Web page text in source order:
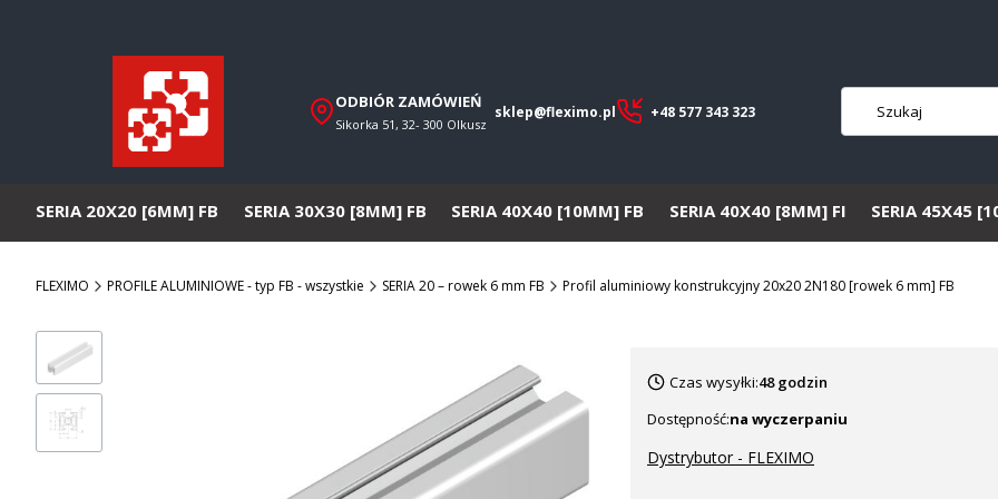
+48 577 343 323
sklep@fleximo.pl
ODBIÓR ZAMÓWIEŃ
Sikorka 51, 32- 300 Olkusz
SERIA 20X20 [6MM] FB SERIA 30X30 [8MM] FB SERIA 40X40 [10MM] FB SERIA 40X40 [8MM] FI SERIA 45X45
FLEXIMO PROFILE ALUMINIOWE - typ FB - wszystkie SERIA 20 – rowek 6 mm FB Profil aluminiowy konstrukcyjny 20x20 2N180 [rowek 6 mm] FB
Czas wysyłki:48 godzin
Dostępność:na wyczerpaniu
Dystrybutor - FLEXIMO